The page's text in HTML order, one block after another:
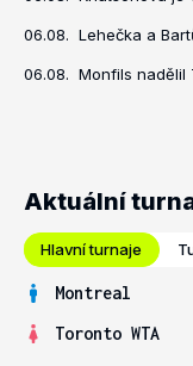
06.08. Lehečka a
06.08. Monfils nadělil
Aktuální
Hlavní turnaje
Montreal
Toronto WTA